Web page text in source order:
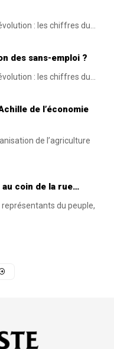
: les chiffres du
des sans-emploi ?
: les chiffres du
de l’économie
de l’agriculture
au coin de la rue…
du peuple,